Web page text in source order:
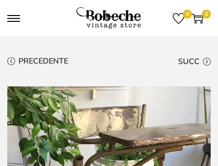
0 0
PRECEDENTE SUCC